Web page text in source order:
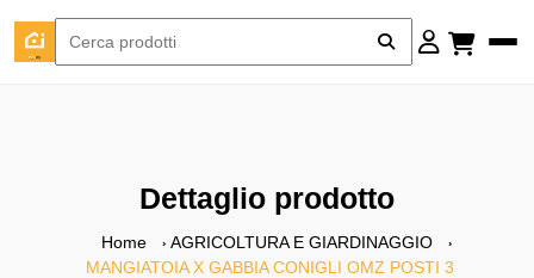
Dettaglio prodotto
Home
AGRICOLTURA E GIARDINAGGIO
MANGIATOIA X GABBIA CONIGLI OMZ POSTI 3